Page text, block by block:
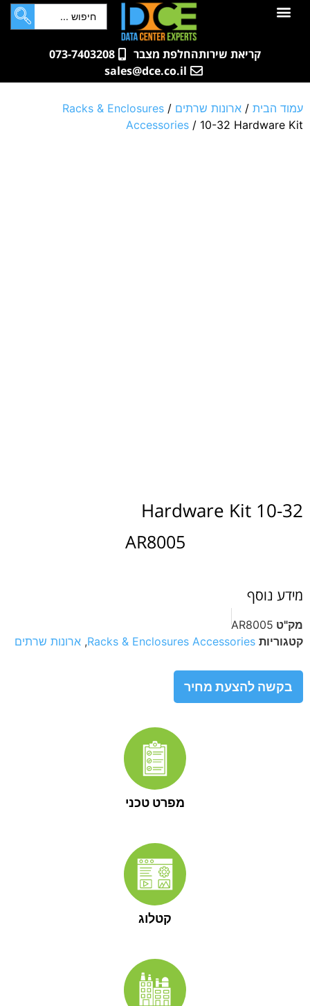
לתוכן
קריאת שירותהחלפת מצבר
073-7403208
sales@dce.co.il
עמוד הבית / ארונות שרתים /
Racks & Enclosures
Accessories / 10-32 Hardware Kit
10-32 Hardware Kit
AR8005
מידע נוסף
מק"ט AR8005
קטגוריות Racks & Enclosures Accessories
, ארונות שרתים
בקשה להצעת מחיר
מפרט טכני
קטלוג